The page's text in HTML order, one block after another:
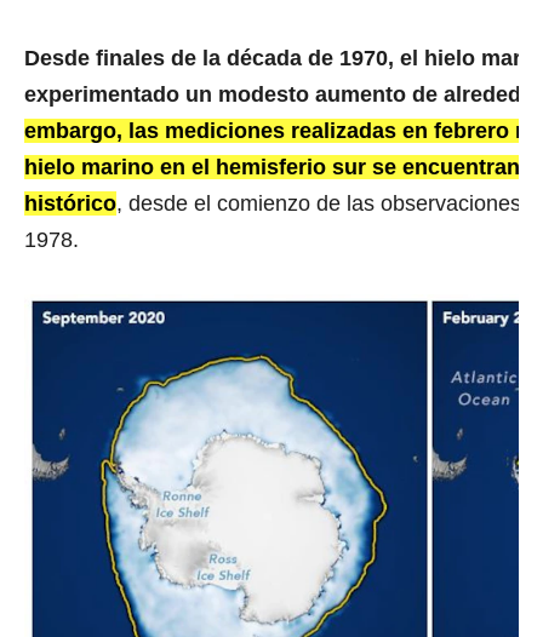
Desde finales de la década de 1970, el hielo
experimentado un modesto aumento de
embargo, las mediciones realizadas en febrero
hielo marino en el hemisferio sur se encuentran
histórico, desde el comienzo de las observaciones
1978.